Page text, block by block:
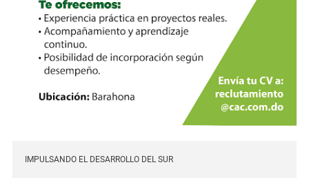
IMPULSANDO EL DESARROLLO DEL SUR